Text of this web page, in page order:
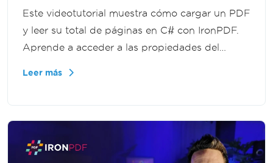
Este videotutorial muestra cómo cargar un PDF
y leer su total de páginas en C# con IronPDF.
Aprende a acceder a las propiedades del
Leer más